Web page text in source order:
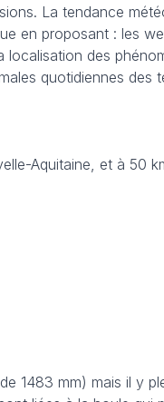
La tendance
en proposant : les
des
quotidiennes des
Aquitaine, et à 50
1483 mm) mais il y